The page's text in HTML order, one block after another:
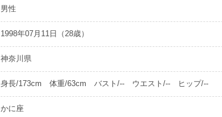
男性
1998年07月11日（28歳）
神奈川県
身長/173cm 体重/63cm バスト/-- ウエスト/-- ヒップ/--
かに座